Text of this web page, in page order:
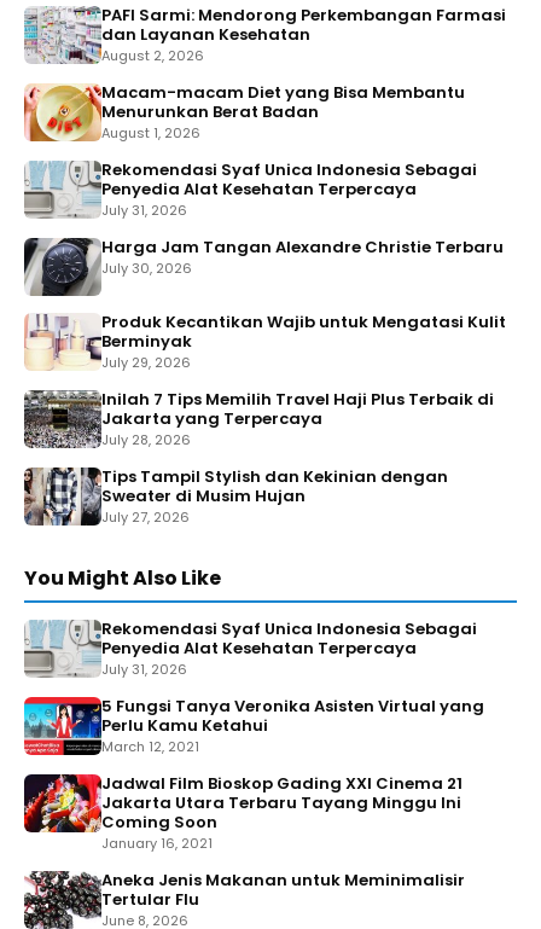
PAFI Sarmi: Mendorong Perkembangan Farmasi
dan Layanan Kesehatan
August 2, 2026
Macam-macam Diet yang Bisa Membantu
Menurunkan Berat Badan
August 1, 2026
Rekomendasi Syaf Unica Indonesia Sebagai
Penyedia Alat Kesehatan Terpercaya
July 31, 2026
Harga Jam Tangan Alexandre Christie Terbaru
July 30, 2026
Produk Kecantikan Wajib untuk Mengatasi Kulit
Berminyak
July 29, 2026
Inilah 7 Tips Memilih Travel Haji Plus Terbaik di
Jakarta yang Terpercaya
July 28, 2026
Tips Tampil Stylish dan Kekinian dengan
Sweater di Musim Hujan
July 27, 2026
You Might Also Like
Rekomendasi Syaf Unica Indonesia Sebagai
Penyedia Alat Kesehatan Terpercaya
July 31, 2026
5 Fungsi Tanya Veronika Asisten Virtual yang
Perlu Kamu Ketahui
March 12, 2021
Jadwal Film Bioskop Gading XXI Cinema 21
Jakarta Utara Terbaru Tayang Minggu Ini
Coming Soon
January 16, 2021
Aneka Jenis Makanan untuk Meminimalisir
Tertular Flu
June 8, 2026